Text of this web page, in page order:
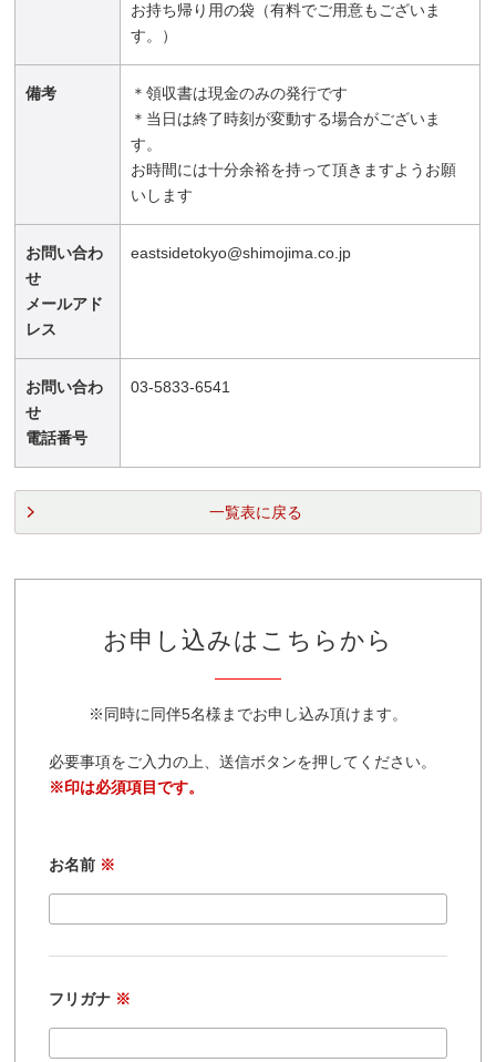
お持ち帰り用の袋（有料でご用意もございま
す。）
備考
＊領収書は現金のみの発行です
＊当日は終了時刻が変動する場合がございま
す。
お時間には十分余裕を持って頂きますようお願
いします
お問い合わ
せ
メールアド
レス
eastsidetokyo@shimojima.co.jp
お問い合わ
せ
電話番号
03-5833-6541
一覧表に戻る
お申し込みはこちらから
※同時に同伴5名様までお申し込み頂けます。
必要事項をご入力の上、送信ボタンを押してください。
※印は必須項目です。
お名前 ※
フリガナ ※